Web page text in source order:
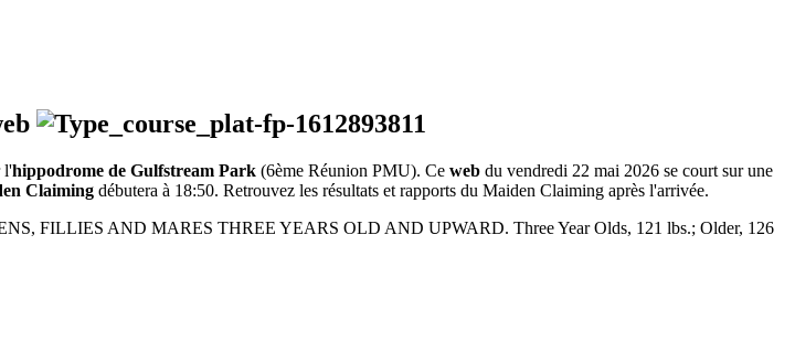
l'hippodrome de Gulfstream Park (6ème Réunion PMU). Ce web du vendredi 22 mai 2026 se court sur une
Claiming débutera à 18:50. Retrouvez les résultats et rapports du Maiden Claiming après l'arrivée.
FILLIES AND MARES THREE YEARS OLD AND UPWARD. Three Year Olds, 121 lbs.; Older, 126